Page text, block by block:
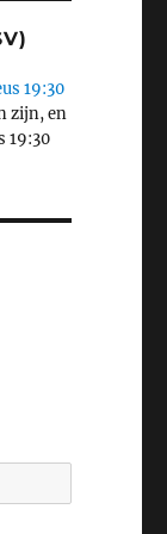
19:30
zijn, en
19:30